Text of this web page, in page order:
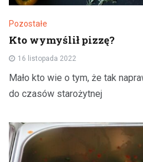
Pozostałe
Kto wymyślił pizzę?
16 listopada 2022
Mało kto wie o tym, że tak
do czasów starożytnej